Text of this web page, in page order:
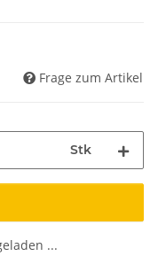
Frage zum Artikel
Stk
...